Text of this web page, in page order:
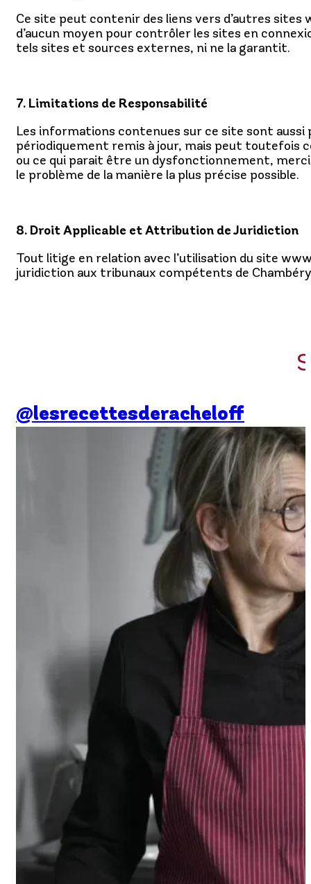
Ce site peut contenir des liens vers d’autres sites
d’aucun moyen pour contrôler les sites en
tels sites et sources externes, ni ne la garantit.
7. Limitations de Responsabilité
Les informations contenues sur ce site sont aussi
périodiquement remis à jour, mais peut toutefois
ou ce qui parait être un dysfonctionnement, merci
le problème de la manière la plus précise possible.
8. Droit Applicable et Attribution de Juridiction
Tout litige en relation avec l’utilisation du site
juridiction aux tribunaux compétents de
@lesrecettesderacheloff